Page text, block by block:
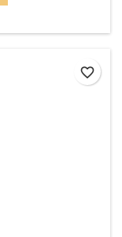
favorite_border